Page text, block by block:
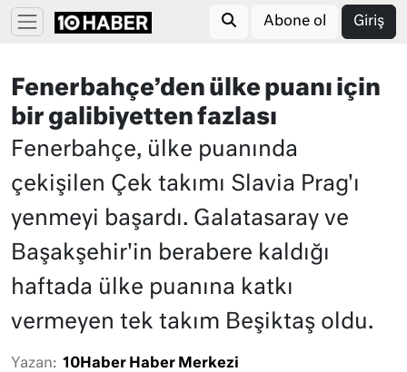
Abone ol Giriş
Fenerbahçe’den ülke puanı için
bir galibiyetten fazlası
Fenerbahçe, ülke puanında
çekişilen Çek takımı Slavia Prag'ı
yenmeyi başardı. Galatasaray ve
Başakşehir'in berabere kaldığı
haftada ülke puanına katkı
vermeyen tek takım Beşiktaş oldu.
Yazan: 10Haber Haber Merkezi